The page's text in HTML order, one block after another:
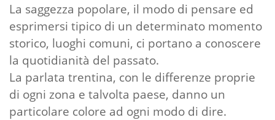
La saggezza popolare, il modo di pensare ed
esprimersi tipico di un determinato momento
storico, luoghi comuni, ci portano a conoscere
la quotidianità del passato.
La parlata trentina, con le differenze proprie
di ogni zona e talvolta paese, danno un
particolare colore ad ogni modo di dire.